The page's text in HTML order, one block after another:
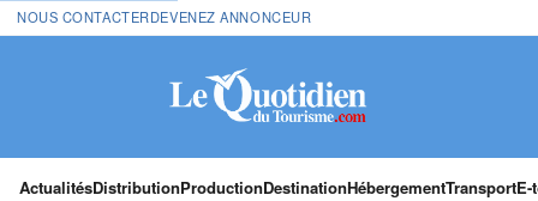
NOUS CONTACTERDEVENEZ ANNONCEUR
ActualitésDistributionProductionDestinationHébergementTransport